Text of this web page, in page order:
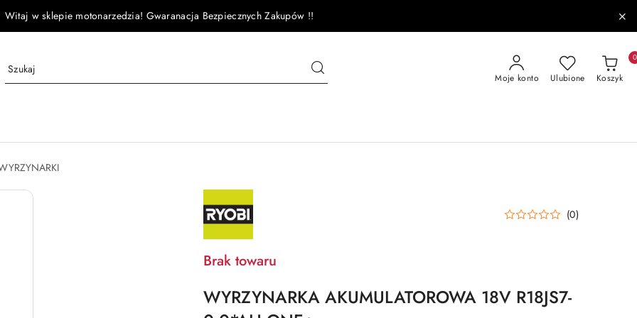
Witaj w sklepie motonarzedzia! Gwaranacja Bezpiecznych Zakupów !!
Moje konto Ulubione Koszyk
0
NAZWA
PRODUCENTA:
RYOBI (0)
Brak towaru
WYRZYNARKA AKUMULATOROWA 18V R18JS7-